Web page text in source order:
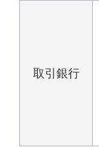
取引銀行